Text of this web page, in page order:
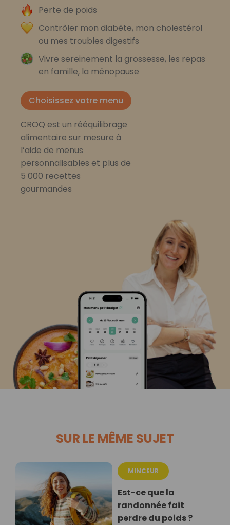
Perte de poids
Contrôler mon diabète, mon cholestérol
ou mes troubles digestifs
Vivre sereinement la grossesse, les repas
en famille, la ménopause
Choisissez votre menu
CROQ est un rééquilibrage
alimentaire sur mesure à
l’aide de menus
personnalisables et plus de
5 000 recettes
gourmandes
SUR LE MÊME SUJET
MINCEUR
Est-ce que la
randonnée fait
perdre du poids ?